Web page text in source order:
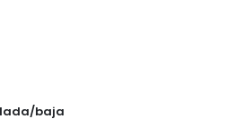
baja